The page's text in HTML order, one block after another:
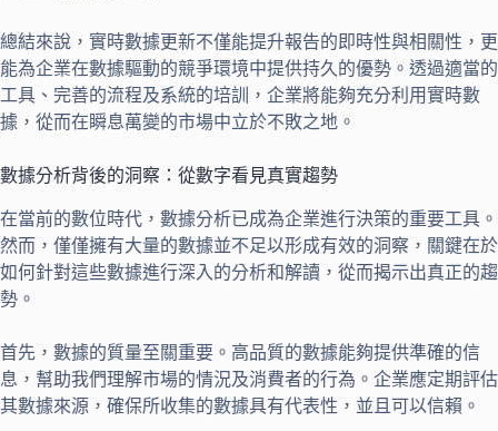
總結來說，實時數據更新不僅能提升報告的即時性與相關性，更
能為企業在數據驅動的競爭環境中提供持久的優勢。透過適當的
工具、完善的流程及系統的培訓，企業將能夠充分利用實時數
據，從而在瞬息萬變的市場中立於不敗之地。
數據分析背後的洞察：從數字看見真實趨勢
在當前的數位時代，數據分析已成為企業進行決策的重要工具。
然而，僅僅擁有大量的數據並不足以形成有效的洞察，關鍵在於
如何針對這些數據進行深入的分析和解讀，從而揭示出真正的趨
勢。
首先，數據的質量至關重要。高品質的數據能夠提供準確的信
息，幫助我們理解市場的情況及消費者的行為。企業應定期評估
其數據來源，確保所收集的數據具有代表性，並且可以信賴。